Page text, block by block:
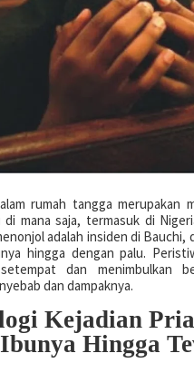
rumah tangga merupakan
mana saja, termasuk di
adalah insiden di Bauchi,
hingga dengan palu.
dan menimbulkan
dan dampaknya.
Kejadian
Ibunya Hingga